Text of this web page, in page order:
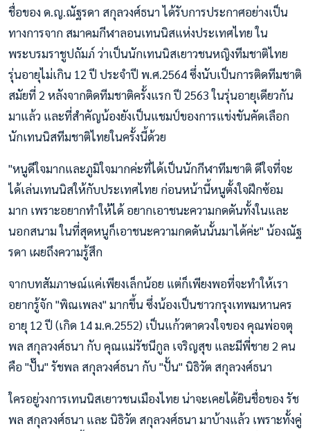
ชื่อของ ด.ญ.ณัฐรดา สกุลวงศ์ธนา ได้รับการประกาศอย่างเป็น
ทางการจาก สมาคมกีฬาลอนเทนนิสแห่งประเทศไทย ใน
พระบรมราชูปถัมภ์ ว่าเป็นนักเทนนิสเยาวชนหญิงทีมชาติไทย
รุ่นอายุไม่เกิน 12 ปี ประจำปี พ.ศ.2564 ซึ่งนับเป็นการติดทีมชาติ
สมัยที่ 2 หลังจากติดทีมชาติครั้งแรก ปี 2563 ในรุ่นอายุเดียวกัน
มาแล้ว และที่สำคัญน้องยังเป็นแชมป์ของการแข่งขันคัดเลือก
นักเทนนิสทีมชาติไทยในครั้งนี้ด้วย
"หนูดีใจมากและภูมิใจมากค่ะที่ได้เป็นนักกีฬาทีมชาติ ดีใจที่จะ
ได้เล่นเทนนิสให้กับประเทศไทย ก่อนหน้านี้หนูตั้งใจฝึกซ้อม
มาก เพราะอยากทำให้ได้ อยากเอาชนะความกดดันทั้งในและ
นอกสนาม ในที่สุดหนูก็เอาชนะความกดดันนั้นมาได้ค่ะ" น้องณัฐ
รดา เผยถึงความรู้สึก
จากบทสัมภาษณ์แค่เพียงเล็กน้อย แต่ก็เพียงพอที่จะทำให้เรา
อยากรู้จัก "พิณเพลง" มากขึ้น ซึ่งน้องเป็นชาวกรุงเทพมหานคร
อายุ 12 ปี (เกิด 14 ม.ค.2552) เป็นแก้วตาดวงใจของ คุณพ่อจตุ
พล สกุลวงศ์ธนา กับ คุณแม่รัชนีกูล เจริญสุข และมีพี่ชาย 2 คน
คือ "ปั๊น" รัชพล สกุลวงศ์ธนา กับ "ปั้น" นิธิวัต สกุลวงศ์ธนา
ใครอยู่วงการเทนนิสเยาวชนเมืองไทย น่าจะเคยได้ยินชื่อของ รัช
พล สกุลวงศ์ธนา และ นิธิวัต สกุลวงศ์ธนา มาบ้างแล้ว เพราะทั้งคู่